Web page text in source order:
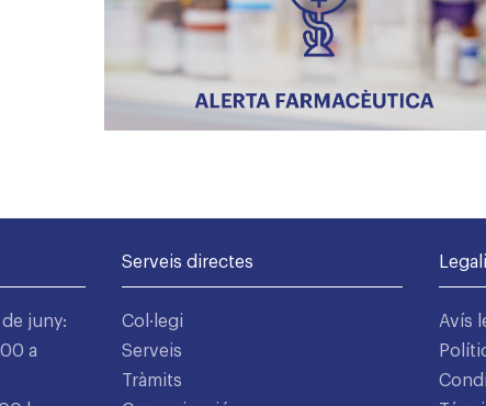
de juny:
a
Serveis directes
Col·legi
Serveis
Tràmits
Avís